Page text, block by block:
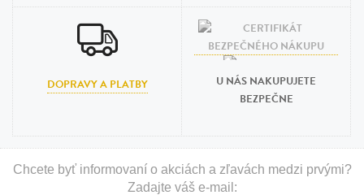
DOPRAVY A PLATBY
U NÁS NAKUPUJETE
BEZPEČNE
Chcete byť informovaní o akciách a zľavách medzi prvými?
Zadajte váš e-mail: